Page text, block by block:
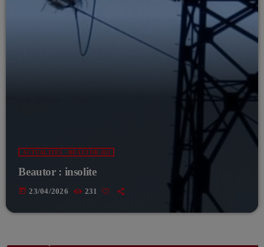
ACTUALITÉS - BEAUTOR (02)
Beautor : insolite
today 23/04/2026 231